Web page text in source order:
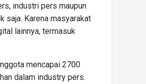
industri pers maupun
saja. Karena masyarakat
lainnya, termasuk
mencapai 2700
dalam industry pers.